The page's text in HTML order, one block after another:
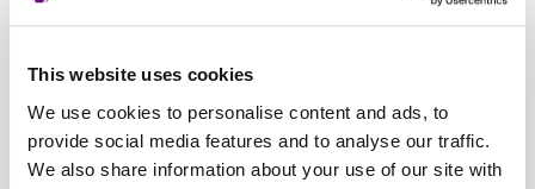
This website uses cookies
We use cookies to personalise content and ads, to
provide social media features and to analyse our traffic.
We also share information about your use of our site with